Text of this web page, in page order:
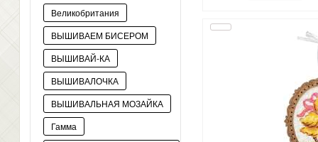
Великобритания
ВЫШИВАЕМ БИСЕРОМ
ВЫШИВАЙ-КА
ВЫШИВАЛОЧКА
ВЫШИВАЛЬНАЯ МОЗАЙКА
Гамма